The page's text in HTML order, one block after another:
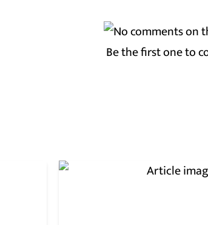
Be the first one to